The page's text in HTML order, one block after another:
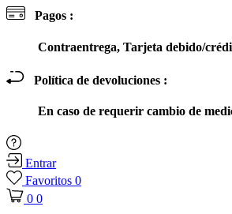
Pagos :
Contraentrega, Tarjeta debido/
Política de devoluciones :
En caso de requerir cambio de
Entrar
Favoritos 0
0 0